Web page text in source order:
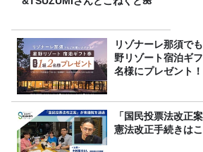
リゾナーレ那須で
野リゾート宿泊ギ
名様にプレゼント！
「国民投票法改正
憲法改正手続きは